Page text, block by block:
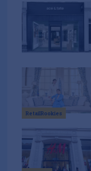
RetailRookies